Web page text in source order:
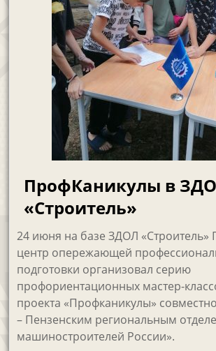
ПрофКаникулы в
«Строитель»
24 июня на базе ЗДОЛ «Строитель»
центр опережающей
подготовки организовал серию
профориентационных мастер-
проекта «Профканикулы»
– Пензенским региональным
машиностроителей России».